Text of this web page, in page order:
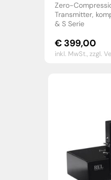
Zero-
Transmitter,
& S Serie
€ 399,00
inkl. MwSt.,zzgl.